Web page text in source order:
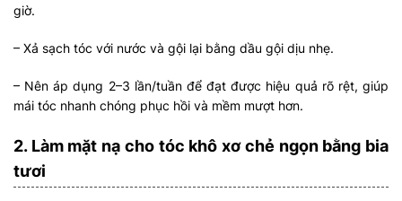
giờ.
– Xả sạch tóc với nước và gội lại bằng dầu gội dịu nhẹ.
– Nên áp dụng 2–3 lần/tuần để đạt được hiệu quả rõ rệt, giúp
mái tóc nhanh chóng phục hồi và mềm mượt hơn.
2. Làm mặt nạ cho tóc khô xơ chẻ ngọn bằng bia
tươi